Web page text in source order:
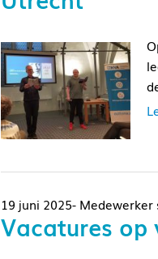
19 juni 2025-
Vacatures op